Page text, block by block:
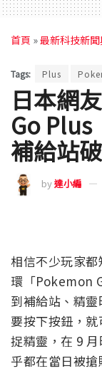
首頁 »最新科技新
Tags: Plus
日本網
Go
補給站
by達小編
相信不少玩家
環「Pokemon
到補給站、精
要按下按鈕，
捉精靈，在 9
乎都在當日被